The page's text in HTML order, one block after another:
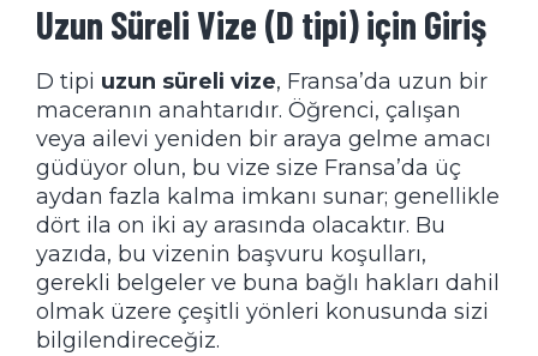
Uzun Süreli Vize (D tipi) için Giriş
D tipi uzun süreli vize, Fransa’da uzun bir
maceranın anahtarıdır. Öğrenci, çalışan
veya ailevi yeniden bir araya gelme amacı
güdüyor olun, bu vize size Fransa’da üç
aydan fazla kalma imkanı sunar; genellikle
dört ila on iki ay arasında olacaktır. Bu
yazıda, bu vizenin başvuru koşulları,
gerekli belgeler ve buna bağlı hakları dahil
olmak üzere çeşitli yönleri konusunda sizi
bilgilendireceğiz.